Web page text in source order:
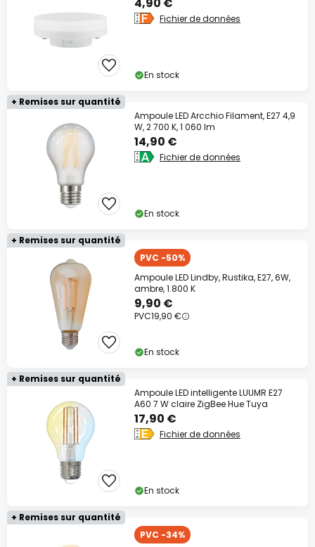
Fichier de données
En stock
+ Remises sur quantité
Ampoule LED Arcchio Filament, E27 4,9
W, 2 700 K, 1 060 lm
14,90 €
Fichier de données
En stock
+ Remises sur quantité
PVC -50%
Ampoule LED Lindby, Rustika, E27, 6W,
ambre, 1.800 K
9,90 €
PVC19,90 €
En stock
+ Remises sur quantité
Ampoule LED intelligente LUUMR E27
A60 7 W claire ZigBee Hue Tuya
17,90 €
Fichier de données
En stock
+ Remises sur quantité
PVC -34%